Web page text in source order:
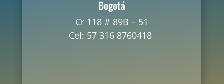
Bogotá
Cr 118 # 89B – 51
Cel: 57 316 8760418